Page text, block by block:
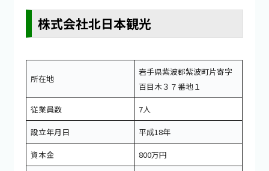
株式会社北日本観光
所在地
岩手県紫波郡紫波町片寄字
百目木３７番地１
従業員数
7人
設立年月日
平成18年
資本金
800万円